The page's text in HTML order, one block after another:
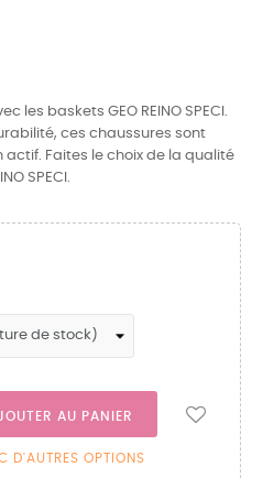
les baskets GEO REINO SPECI.
ces chaussures sont
Faites le choix de la qualité
SPECI.
AU PANIER
D'AUTRES OPTIONS